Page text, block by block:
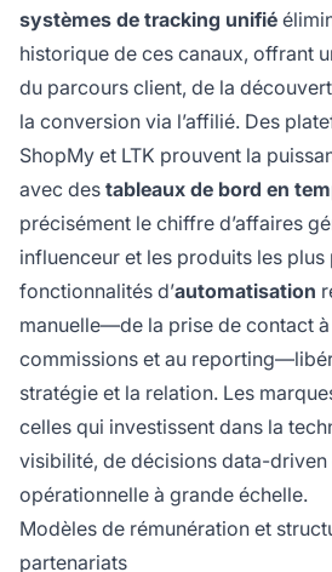
systèmes de tracking unifié
historique de ces canaux, offrant
du parcours client, de la
la conversion via l’affilié. Des
ShopMy et LTK prouvent la
avec des tableaux de bord en
précisément le chiffre d’affaires
influenceur et les produits les
fonctionnalités d’automatisation
manuelle—de la prise de contact
commissions et au
stratégie et la relation. Les
celles qui investissent dans la
visibilité, de décisions data-driven
opérationnelle à grande échelle.
Modèles de rémunération et
partenariats